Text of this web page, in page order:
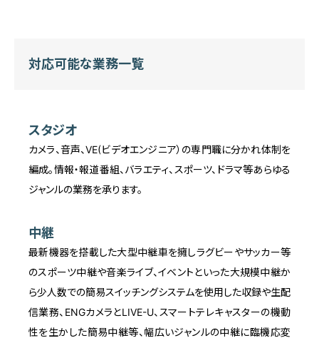
対応可能な業務一覧
スタジオ
カメラ、音声、VE(ビデオエンジニア）の専門職に分かれ体制を
編成。情報・報道番組、バラエティ、スポーツ、ドラマ等あらゆる
ジャンルの業務を承ります。
中継
最新機器を搭載した大型中継車を擁しラグビーやサッカー等
のスポーツ中継や音楽ライブ、イベントといった大規模中継か
ら少人数での簡易スイッチングシステムを使用した収録や生配
信業務、ENGカメラとLIVE-U、スマートテレキャスターの機動
性を生かした簡易中継等、幅広いジャンルの中継に臨機応変